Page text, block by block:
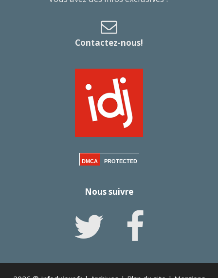
Contactez-nous!
DMCA PROTECTED
Nous suivre